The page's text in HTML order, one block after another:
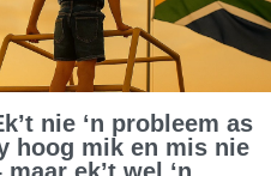
nie ‘n probleem as
hoog mik en mis nie